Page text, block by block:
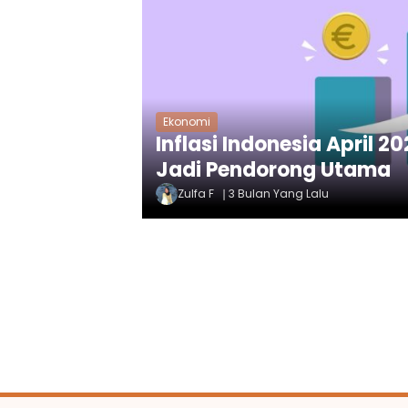
Ekonomi
Inflasi Indonesia April
Jadi Pendorong Utama
Zulfa F 3 Bulan Yang Lalu